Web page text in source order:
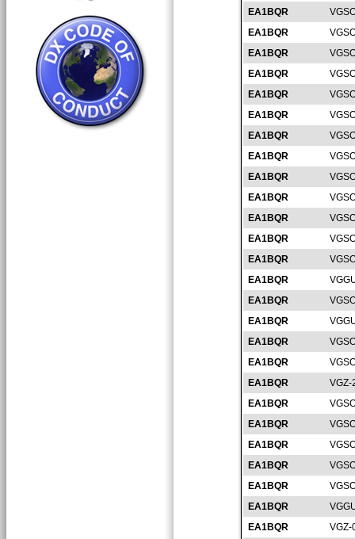
EA1BQR
EA1BQR
EA1BQR
EA1BQR
EA1BQR
EA1BQR
EA1BQR
EA1BQR
EA1BQR
EA1BQR
EA1BQR
EA1BQR
EA1BQR
EA1BQR
EA1BQR
EA1BQR
EA1BQR
EA1BQR
EA1BQR
VGZ-
EA1BQR
EA1BQR
EA1BQR
EA1BQR
EA1BQR
EA1BQR
EA1BQR
VGZ-